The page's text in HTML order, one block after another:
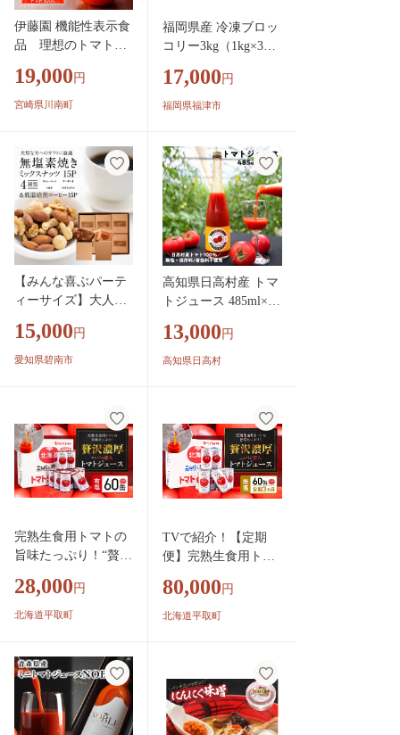
伊藤園 機能性表示食
品 理想のトマト
飲料類 野菜ジュース
野菜 ジュース とま
19,000 円
宮崎県川南町
福岡県産 冷凍ブロッ
コリー3kg（1kg×3
17,000 円
福岡県福津市
【みんな喜ぶパーテ
ィーサイズ】大人数
無塩素焼き4種のミッ
クスナッツ15P＆こ
フト お歳暮 お中元
プレゼント 贈り物
アーモンド カシュー
ナッツ マカダミアナ
ッツ ドリップコーヒ
15,000 円
愛知県碧南市
高知県日高村産 トマ
トジュース 485ml×2
保存料不使用の完熟
トマト100％ジュース
13,000 円
高知県日高村
完熟生食用トマトの
旨味たっぷり！“贅沢
人」トマトジュース
有塩 大満足の60缶
ング トマトジュース
トマト とまと 健康
美容 飲みやすい 北
海道 平取町 送料無
28,000 円
北海道平取町
TVで紹介！【定期
便】完熟生食用トマ
り！“贅沢濃厚”「ニ
シパの恋人」トマト
納税 人気 おすすめ
ランキング トマトジ
ュース トマト とまと
健康 美容 飲みやすい
80,000 円
北海道平取町